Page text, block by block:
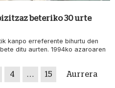
beteriko 30 urte
kanpo erreferente bihurtu den
ditu aurten. 1994ko azaroaren
4 … 15 Aurrera